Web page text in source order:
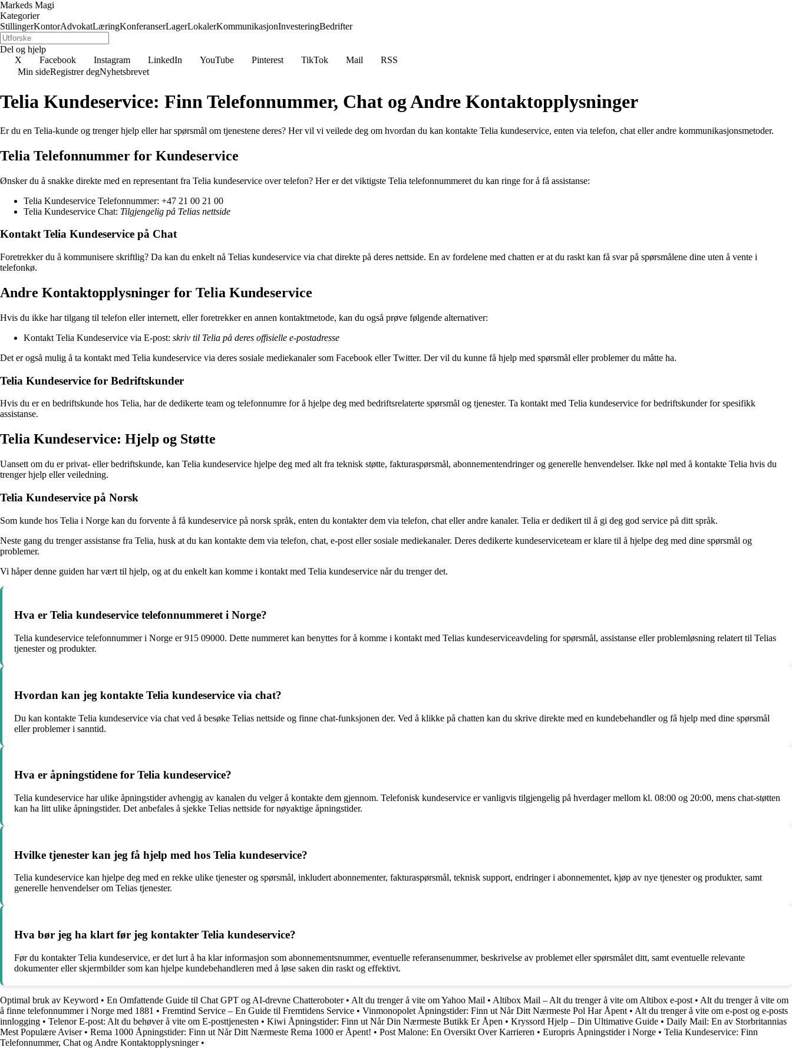
Markeds Magi
Kategorier
StillingerKontorAdvokatLæringKonferanserLagerLokalerKommunikasjonInvesteringBedrifter
Del og hjelp
X
Facebook Instagram LinkedIn YouTube Pinterest TikTok Mail
RSS
Min sideRegistrer degNyhetsbrevet
Telia Kundeservice: Finn Telefonnummer, Chat og Andre Kontaktopplysninger
Er du en Telia-kunde og trenger hjelp eller har spørsmål om tjenestene deres? Her vil vi veilede deg om hvordan du kan kontakte Telia kundeservice, enten via telefon, chat eller andre kommunikasjonsmetoder.
Telia Telefonnummer for Kundeservice
Ønsker du å snakke direkte med en representant fra Telia kundeservice over telefon? Her er det viktigste Telia telefonnummeret du kan ringe for å få assistanse:
Telia Kundeservice Telefonnummer: +47 21 00 21 00
Telia Kundeservice Chat: Tilgjengelig på Telias nettside
Kontakt Telia Kundeservice på Chat
Foretrekker du å kommunisere skriftlig? Da kan du enkelt nå Telias kundeservice via chat direkte på deres nettside. En av fordelene med chatten er at du raskt kan få svar på spørsmålene dine uten å vente i
telefonkø.
Andre Kontaktopplysninger for Telia Kundeservice
Hvis du ikke har tilgang til telefon eller internett, eller foretrekker en annen kontaktmetode, kan du også prøve følgende alternativer:
Kontakt Telia Kundeservice via E-post: skriv til Telia på deres offisielle e-postadresse
Det er også mulig å ta kontakt med Telia kundeservice via deres sosiale mediekanaler som Facebook eller Twitter. Der vil du kunne få hjelp med spørsmål eller problemer du måtte ha.
Telia Kundeservice for Bedriftskunder
Hvis du er en bedriftskunde hos Telia, har de dedikerte team og telefonnumre for å hjelpe deg med bedriftsrelaterte spørsmål og tjenester. Ta kontakt med Telia kundeservice for bedriftskunder for spesifikk
assistanse.
Telia Kundeservice: Hjelp og Støtte
Uansett om du er privat- eller bedriftskunde, kan Telia kundeservice hjelpe deg med alt fra teknisk støtte, fakturaspørsmål, abonnementendringer og generelle henvendelser. Ikke nøl med å kontakte Telia hvis du
trenger hjelp eller veiledning.
Telia Kundeservice på Norsk
Som kunde hos Telia i Norge kan du forvente å få kundeservice på norsk språk, enten du kontakter dem via telefon, chat eller andre kanaler. Telia er dedikert til å gi deg god service på ditt språk.
Neste gang du trenger assistanse fra Telia, husk at du kan kontakte dem via telefon, chat, e-post eller sosiale mediekanaler. Deres dedikerte kundeserviceteam er klare til å hjelpe deg med dine spørsmål og
problemer.
Vi håper denne guiden har vært til hjelp, og at du enkelt kan komme i kontakt med Telia kundeservice når du trenger det.
Hva er Telia kundeservice telefonnummeret i Norge?
Telia kundeservice telefonnummer i Norge er 915 09000. Dette nummeret kan benyttes for å komme i kontakt med Telias kundeserviceavdeling for spørsmål, assistanse eller problemløsning relatert til Telias
tjenester og produkter.
Hvordan kan jeg kontakte Telia kundeservice via chat?
Du kan kontakte Telia kundeservice via chat ved å besøke Telias nettside og finne chat-funksjonen der. Ved å klikke på chatten kan du skrive direkte med en kundebehandler og få hjelp med dine spørsmål
eller problemer i sanntid.
Hva er åpningstidene for Telia kundeservice?
Telia kundeservice har ulike åpningstider avhengig av kanalen du velger å kontakte dem gjennom. Telefonisk kundeservice er vanligvis tilgjengelig på hverdager mellom kl. 08:00 og 20:00, mens chat-støtten
kan ha litt ulike åpningstider. Det anbefales å sjekke Telias nettside for nøyaktige åpningstider.
Hvilke tjenester kan jeg få hjelp med hos Telia kundeservice?
Telia kundeservice kan hjelpe deg med en rekke ulike tjenester og spørsmål, inkludert abonnementer, fakturaspørsmål, teknisk support, endringer i abonnementet, kjøp av nye tjenester og produkter, samt
generelle henvendelser om Telias tjenester.
Hva bør jeg ha klart før jeg kontakter Telia kundeservice?
Før du kontakter Telia kundeservice, er det lurt å ha klar informasjon som abonnementsnummer, eventuelle referansenummer, beskrivelse av problemet eller spørsmålet ditt, samt eventuelle relevante
dokumenter eller skjermbilder som kan hjelpe kundebehandleren med å løse saken din raskt og effektivt.
Optimal bruk av Keyword • En Omfattende Guide til Chat GPT og AI-drevne Chatteroboter• Alt du trenger å vite om Yahoo Mail • Altibox Mail – Alt du trenger å vite om Altibox e-post • Alt du trenger å vite om
å finne telefonnummer i Norge med 1881 • Fremtind Service – En Guide til Fremtidens Service • Vinmonopolet Åpningstider: Finn ut Når Ditt Nærmeste Pol Har Åpent • Alt du trenger å vite om e-post og e-posts
innlogging • Telenor E-post: Alt du behøver å vite om E-posttjenesten • Kiwi Åpningstider: Finn ut Når Din Nærmeste Butikk Er Åpen • Kryssord Hjelp – Din Ultimative Guide • Daily Mail: En av Storbritannias
Mest Populære Aviser• Rema 1000 Åpningstider: Finn ut Når Ditt Nærmeste Rema 1000 er Åpent! • Post Malone: En Oversikt Over Karrieren • Europris Åpningstider i Norge • Telia Kundeservice: Finn
Telefonnummer, Chat og Andre Kontaktopplysninger•